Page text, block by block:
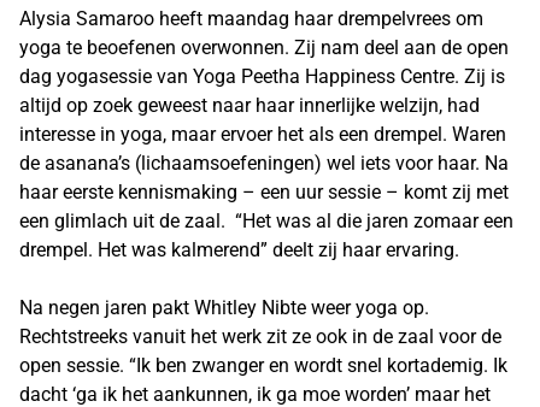
Alysia Samaroo heeft maandag haar drempelvrees om
yoga te beoefenen overwonnen. Zij nam deel aan de open
dag yogasessie van Yoga Peetha Happiness Centre. Zij is
altijd op zoek geweest naar haar innerlijke welzijn, had
interesse in yoga, maar ervoer het als een drempel. Waren
de asanana’s (lichaamsoefeningen) wel iets voor haar. Na
haar eerste kennismaking – een uur sessie – komt zij met
een glimlach uit de zaal. “Het was al die jaren zomaar een
drempel. Het was kalmerend” deelt zij haar ervaring.
Na negen jaren pakt Whitley Nibte weer yoga op.
Rechtstreeks vanuit het werk zit ze ook in de zaal voor de
open sessie. “Ik ben zwanger en wordt snel kortademig. Ik
dacht ‘ga ik het aankunnen, ik ga moe worden’ maar het